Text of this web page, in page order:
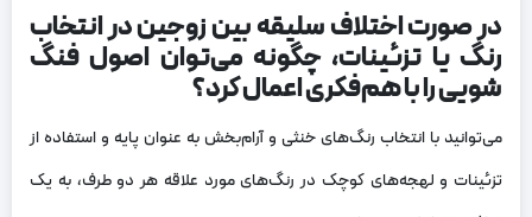
در صورت اختلاف سلیقه بین زوجین در انتخاب
رنگ یا تزئینات، چگونه می‌توان اصول فنگ
شویی را با هم‌فکری اعمال کرد؟
می‌توانید با انتخاب رنگ‌های خنثی و آرام‌بخش به عنوان پایه و استفاده از
تزئینات و لهجه‌های کوچک در رنگ‌های مورد علاقه هر دو طرف، به یک